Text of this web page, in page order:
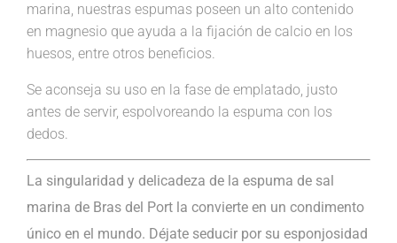
marina, nuestras espumas poseen un alto contenido
en magnesio que ayuda a la fijación de calcio en los
huesos, entre otros beneficios.
Se aconseja su uso en la fase de emplatado, justo
antes de servir, espolvoreando la espuma con los
dedos.
La singularidad y delicadeza de la espuma de sal
marina de Bras del Port la convierte en un condimento
único en el mundo. Déjate seducir por su esponjosidad